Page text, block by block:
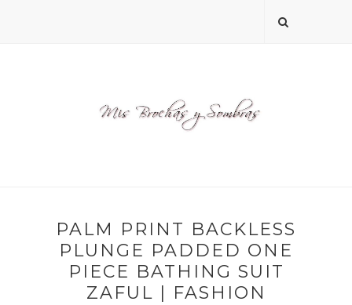
PALM PRINT BACKLESS
PLUNGE PADDED ONE
PIECE BATHING SUIT
ZAFUL | FASHION